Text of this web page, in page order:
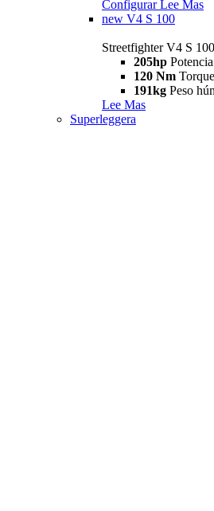
Configurar Lee Mas
new V4 S 100
Streetfighter V4 S 100
205hp Potencia
120 Nm Torque
191kg Peso
Lee Mas
Superleggera